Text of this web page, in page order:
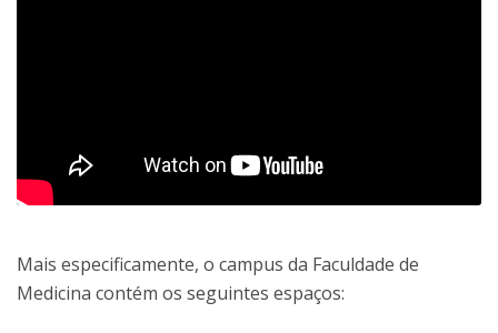
Mais especificamente, o campus da Faculdade de
Medicina contém os seguintes espaços: